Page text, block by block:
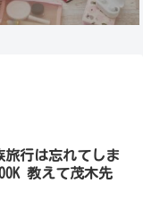
旅行は忘れてしま
教えて茂木先